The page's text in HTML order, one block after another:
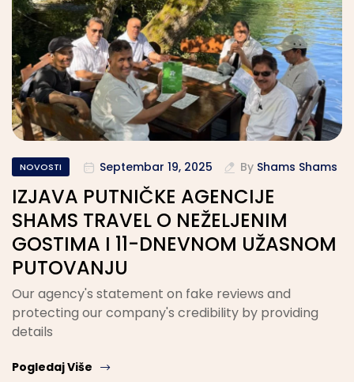
NOVOSTI Septembar 19, 2025 By Shams Shams
IZJAVA PUTNIČKE AGENCIJE
SHAMS TRAVEL O NEŽELJENIM
GOSTIMA I 11-DNEVNOM UŽASNOM
PUTOVANJU
Our agency's statement on fake reviews and
protecting our company's credibility by providing
details
Pogledaj Više